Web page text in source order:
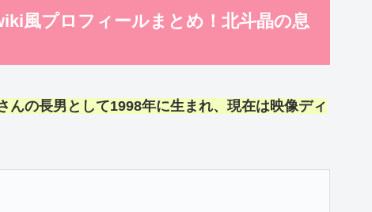
風プロフィールまとめ！北斗晶の息
んの長男 として1998年に生まれ、現在は映像ディ